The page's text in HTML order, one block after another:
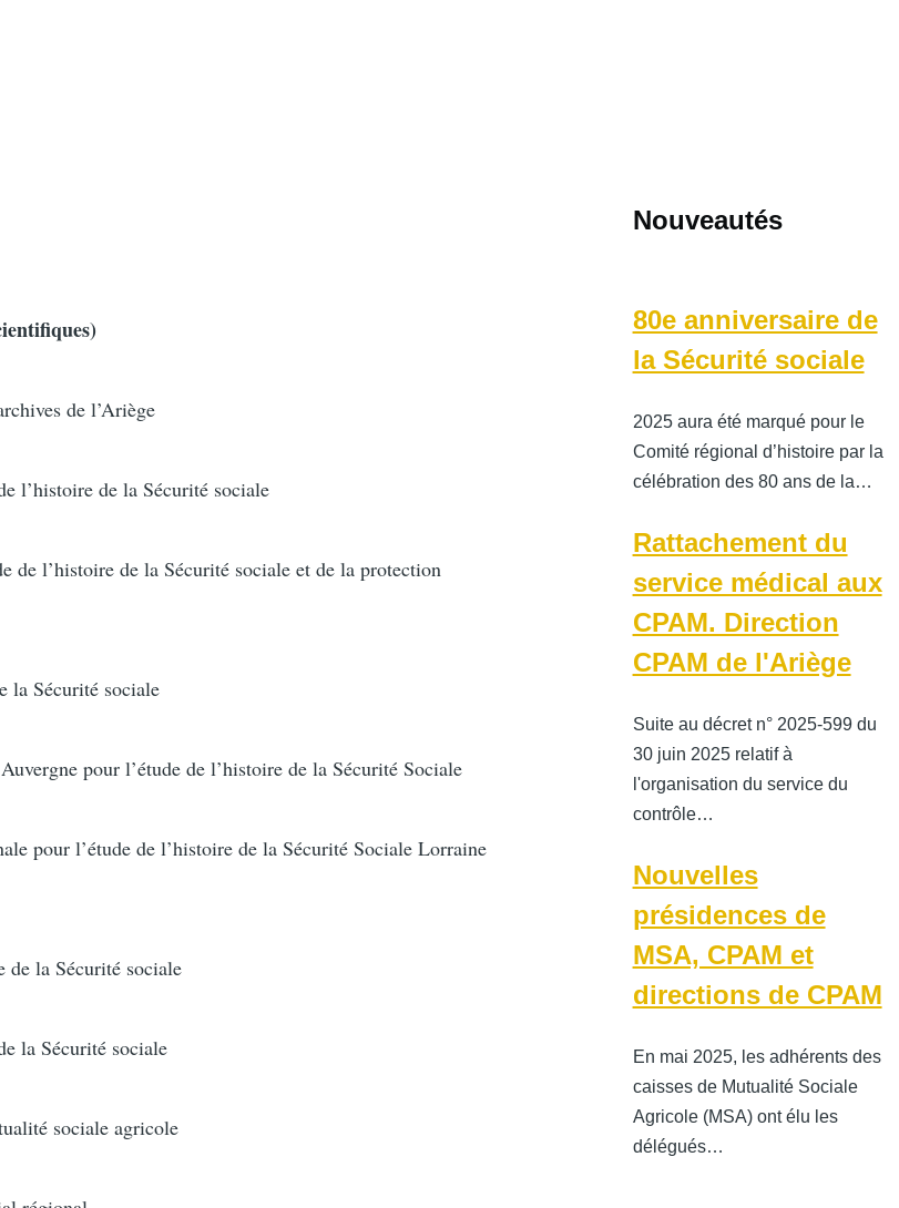
de l’Ariège
l’histoire de la Sécurité sociale
de l’histoire de la Sécurité sociale et de la protection
la Sécurité sociale
pour l’étude de l’histoire de la Sécurité Sociale
pour l’étude de l’histoire de la Sécurité Sociale Lorraine
la Sécurité sociale
la Sécurité sociale
sociale agricole
Nouveautés
80e anniversaire de
la Sécurité sociale
2025 aura été marqué pour le
Comité régional d’histoire par la
célébration des 80 ans de la…
Rattachement du
service médical aux
CPAM. Direction
CPAM de l'Ariège
Suite au décret n° 2025-599 du
30 juin 2025 relatif à
l'organisation du service du
contrôle…
Nouvelles
présidences de
MSA, CPAM et
directions de CPAM
En mai 2025, les adhérents des
caisses de Mutualité Sociale
Agricole (MSA) ont élu les
délégués…